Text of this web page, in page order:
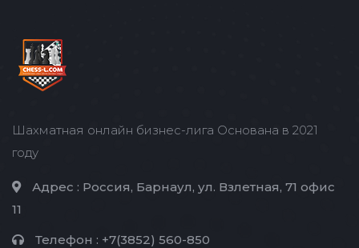
Шахматная онлайн бизнес-лига Основана в 2021
году
Адрес : Россия, Барнаул, ул. Взлетная, 71 офис
11
Телефон : +7(3852) 560-850